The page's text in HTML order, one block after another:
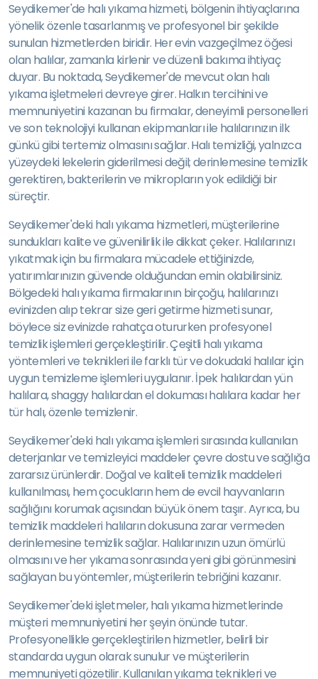
Seydikemer'de halı yıkama hizmeti, bölgenin ihtiyaçlarına
yönelik özenle tasarlanmış ve profesyonel bir şekilde
sunulan hizmetlerden biridir. Her evin vazgeçilmez öğesi
olan halılar, zamanla kirlenir ve düzenli bakıma ihtiyaç
duyar. Bu noktada, Seydikemer'de mevcut olan halı
yıkama işletmeleri devreye girer. Halkın tercihini ve
memnuniyetini kazanan bu firmalar, deneyimli personelleri
ve son teknolojiyi kullanan ekipmanları ile halılarınızın ilk
günkü gibi tertemiz olmasını sağlar. Halı temizliği, yalnızca
yüzeydeki lekelerin giderilmesi değil; derinlemesine temizlik
gerektiren, bakterilerin ve mikropların yok edildiği bir
süreçtir.
Seydikemer'deki halı yıkama hizmetleri, müşterilerine
sundukları kalite ve güvenilirlik ile dikkat çeker. Halılarınızı
yıkatmak için bu firmalara mücadele ettiğinizde,
yatırımlarınızın güvende olduğundan emin olabilirsiniz.
Bölgedeki halı yıkama firmalarının birçoğu, halılarınızı
evinizden alıp tekrar size geri getirme hizmeti sunar,
böylece siz evinizde rahatça otururken profesyonel
temizlik işlemleri gerçekleştirilir. Çeşitli halı yıkama
yöntemleri ve teknikleri ile farklı tür ve dokudaki halılar için
uygun temizleme işlemleri uygulanır. İpek halılardan yün
halılara, shaggy halılardan el dokuması halılara kadar her
tür halı, özenle temizlenir.
Seydikemer'deki halı yıkama işlemleri sırasında kullanılan
deterjanlar ve temizleyici maddeler çevre dostu ve sağlığa
zararsız ürünlerdir. Doğal ve kaliteli temizlik maddeleri
kullanılması, hem çocukların hem de evcil hayvanların
sağlığını korumak açısından büyük önem taşır. Ayrıca, bu
temizlik maddeleri halıların dokusuna zarar vermeden
derinlemesine temizlik sağlar. Halılarınızın uzun ömürlü
olmasını ve her yıkama sonrasında yeni gibi görünmesini
sağlayan bu yöntemler, müşterilerin tebriğini kazanır.
Seydikemer'deki işletmeler, halı yıkama hizmetlerinde
müşteri memnuniyetini her şeyin önünde tutar.
Profesyonellikle gerçekleştirilen hizmetler, belirli bir
standarda uygun olarak sunulur ve müşterilerin
memnuniyeti gözetilir. Kullanılan yıkama teknikleri ve